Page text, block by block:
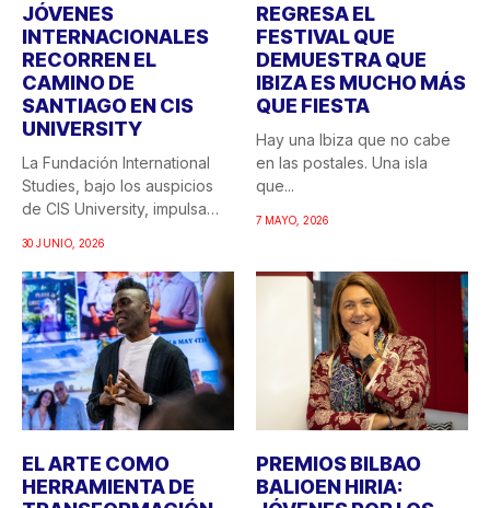
JÓVENES
INTERNACIONALES
RECORREN EL
CAMINO DE
SANTIAGO EN CIS
UNIVERSITY
La Fundación International
Studies, bajo los auspicios
de CIS University, impulsa
30 JUNIO, 2026
REGRESA EL
FESTIVAL QUE
DEMUESTRA QUE
IBIZA ES MUCHO MÁS
QUE FIESTA
Hay una Ibiza que no cabe
en las postales. Una isla
que...
7 MAYO, 2026
EL ARTE COMO
HERRAMIENTA DE
PREMIOS BILBAO
BALIOEN HIRIA: